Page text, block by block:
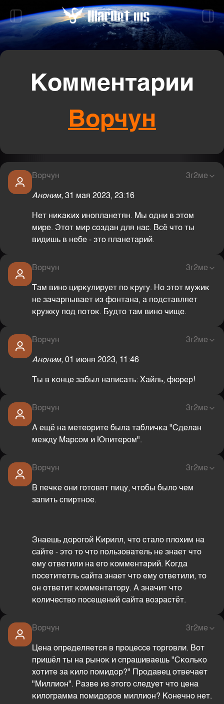
Комментарии
Ворчун
Ворчун 3г2ме
Аноним, 31 мая 2023, 23:16
Нет никаких инопланетян. Мы одни в этом
мире. Этот мир создан для нас. Всё что ты
видишь в небе - это планетарий.
Ворчун 3г2ме
Там вино циркулирует по кругу. Но этот мужик
не зачарпывает из фонтана, а подставляет
кружку под поток. Будто там вино чище.
Ворчун 3г2ме
Аноним, 01 июня 2023, 11:46
Ты в конце забыл написать: Хайль, фюрер!
Ворчун 3г2ме
А ещё на метеорите была табличка "Сделан
между Марсом и Юпитером".
Ворчун 3г2ме
В печке они готовят пицу, чтобы было чем
запить спиртное.
Знаешь дорогой Кирилл, что стало плохим на
сайте - это то что пользователь не знает что
ему ответили на его комментарий. Когда
посетитетль сайта знает что ему ответили, то
он ответит комментатору. А значит что
количество посещений сайта возрастёт.
Ворчун 3г2ме
Цена определяется в процессе торговли. Вот
пришёл ты на рынок и спрашиваешь "Сколько
хотите за кило помидор?" Продавец отвечает
"Миллион". Разве из этого следует что цена
килограмма помидоров миллион? Конечно нет.